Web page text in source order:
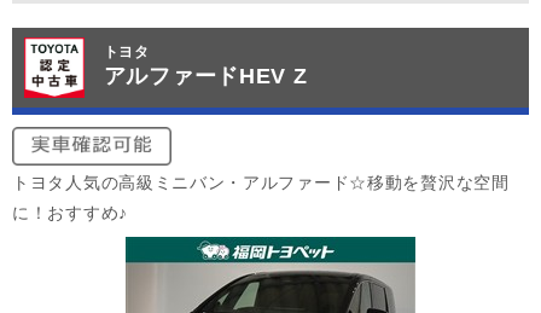
トヨタ
アルファードHEV Z
トヨタ人気の高級ミニバン・アルファード☆移動を贅沢な空間
に！おすすめ♪